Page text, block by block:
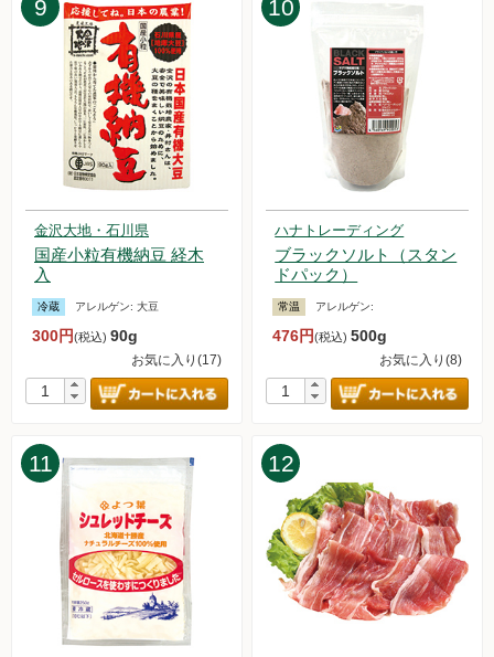
た。
2024.9.28【毎週土曜日更新！】品ものアイテムを更新しまし
2024.9.21【毎週土曜日更新！】品ものアイテムを更新しまし
2024.9.14【毎週土曜日更新！】品ものアイテムを更新しまし
2024.9.7【毎週土曜日更新！】品ものアイテムを更新しまし
た。
2024.8.31【毎週土曜日更新！】品ものアイテムを更新しまし
た。
2024.8.26 台風10号の影響によるお届け遅延の可能性について
2024.8.24【毎週土曜日更新！】品ものアイテムを更新しまし
た。
2024.8.17【毎週土曜日更新！】品ものアイテムを更新しまし
た。
2024.8.10【毎週土曜日更新！】品ものアイテムを更新しまし
2024.8.3 白鷹農産加工研究会「固い木綿豆腐」について
2024.8.3【毎週土曜日更新！】品ものアイテムを更新しまし
2024.7.27【毎週土曜日更新！】品ものアイテムを更新しまし
た。
2024.7.20【毎週土曜日更新！】品ものアイテムを更新しまし
た。
2024.7.13【毎週土曜日更新！】品ものアイテムを更新しまし
9
金沢大地・石川県
国産小粒有機納豆 経木
入
冷蔵 アレルゲン: 大豆
300円(税込) 90g
お気に入り(17)
10
ハナトレーディング
ブラックソルト（スタン
ドパック）
常温 アレルゲン:
476円(税込)500g
お気に入り(8)
11 12